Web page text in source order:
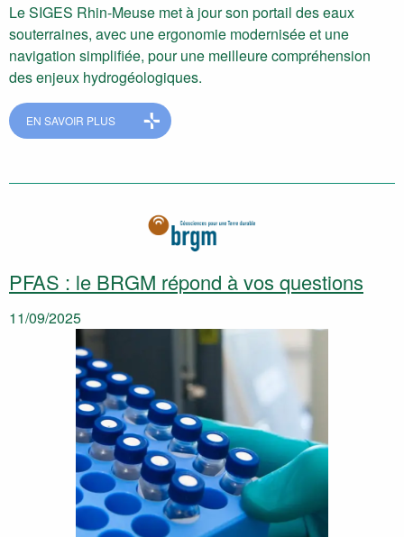
Le SIGES Rhin-Meuse met à jour son portail des eaux
souterraines, avec une ergonomie modernisée et une
navigation simplifiée, pour une meilleure compréhension
des enjeux hydrogéologiques.
EN SAVOIR PLUS
PFAS : le BRGM répond à vos questions
11/09/2025